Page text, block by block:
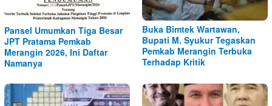
Pansel Umumkan Tiga Besar
JPT Pratama Pemkab
Merangin 2026, Ini Daftar
Namanya
Buka Bimtek Wartawan,
Bupati M. Syukur Tegaskan
Pemkab Merangin Terbuka
Terhadap Kritik